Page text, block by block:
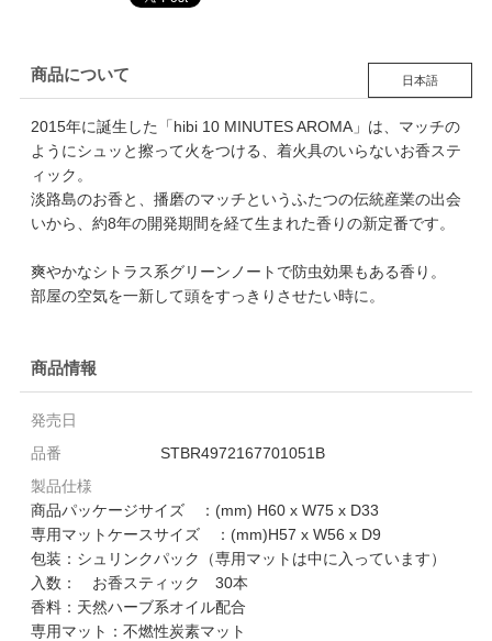
商品について 日本語
2015年に誕生した「hibi 10 MINUTES AROMA」は、マッチの
ようにシュッと擦って火をつける、着火具のいらないお香ステ
ィック。
淡路島のお香と、播磨のマッチというふたつの伝統産業の出会
いから、約8年の開発期間を経て生まれた香りの新定番です。
爽やかなシトラス系グリーンノートで防虫効果もある香り。
部屋の空気を一新して頭をすっきりさせたい時に。
商品情報
発売日
品番
STBR4972167701051B
製品仕様
商品パッケージサイズ ：(mm) H60 x W75 x D33
専用マットケースサイズ ：(mm)H57 x W56 x D9
包装：シュリンクパック（専用マットは中に入っています）
入数： お香スティック 30本
香料：天然ハーブ系オイル配合
専用マット：不燃性炭素マット